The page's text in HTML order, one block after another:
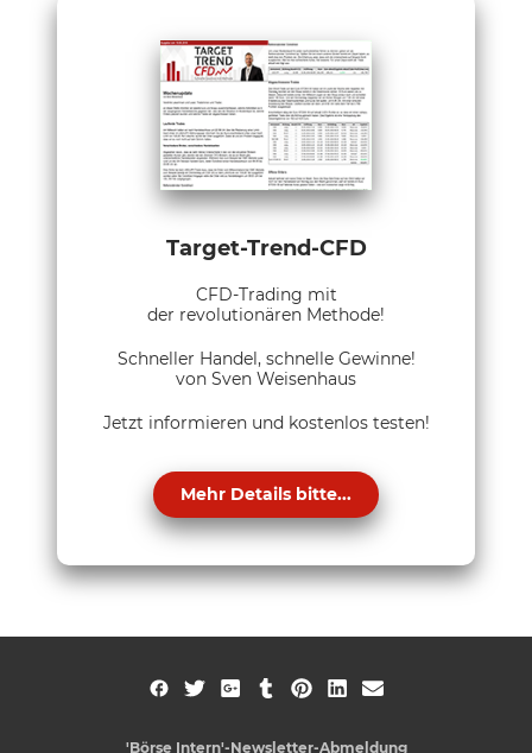
Target-Trend-CFD
CFD-Trading mit
der revolutionären Methode!
Schneller Handel, schnelle Gewinne!
von Sven Weisenhaus
Jetzt informieren und kostenlos testen!
Mehr Details bitte...
'Börse Intern'-Newsletter-Abmeldung